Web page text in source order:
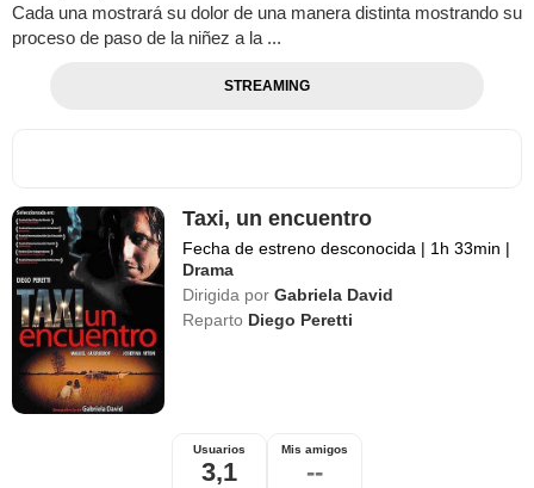
Cada una mostrará su dolor de una manera distinta mostrando su
proceso de paso de la niñez a la ...
STREAMING
Taxi, un encuentro
Fecha de estreno desconocida | 1h 33min |
Drama
Dirigida por Gabriela David
Reparto Diego Peretti
Usuarios
3,1
Mis amigos
--